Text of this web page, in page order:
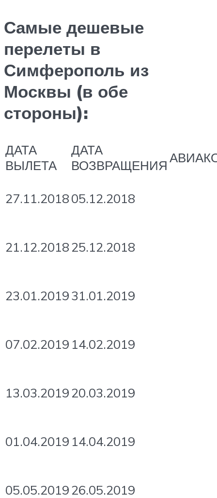
Самые дешевые
перелеты в
Симферополь из
Москвы (в обе
стороны):
ДАТА
ВЫЛЕТА
ДАТА
ВОЗВРАЩЕНИЯ
27.11.201805.12.2018
21.12.201825.12.2018
23.01.201931.01.2019
07.02.2019 14.02.2019
13.03.201920.03.2019
01.04.2019 14.04.2019
05.05.201926.05.2019